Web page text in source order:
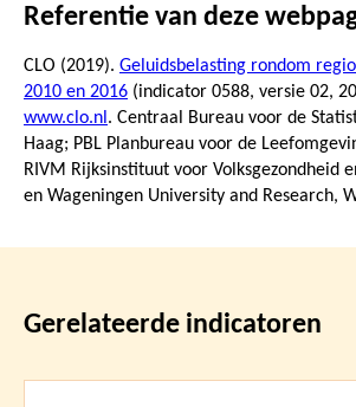
Referentie van deze
CLO (2019). Geluidsbelasting rondom
2010 en 2016 (indicator 0588, versie 02,
www.clo.nl . Centraal Bureau voor de
Haag; PBL Planbureau voor de
RIVM Rijksinstituut voor Volksgezondheid
en Wageningen University and Research,
Gerelateerde indicatoren